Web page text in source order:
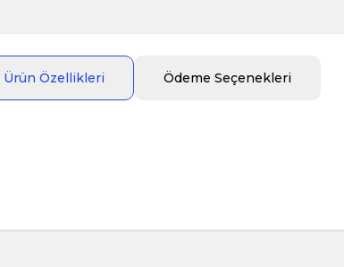
Ürün Özellikleri Ödeme Seçenekleri